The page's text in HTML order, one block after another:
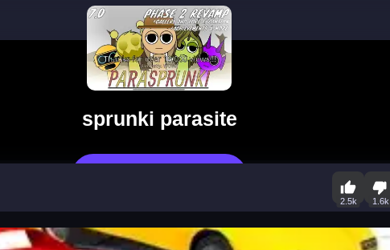
sprunki parasite
2.5k 1.6k